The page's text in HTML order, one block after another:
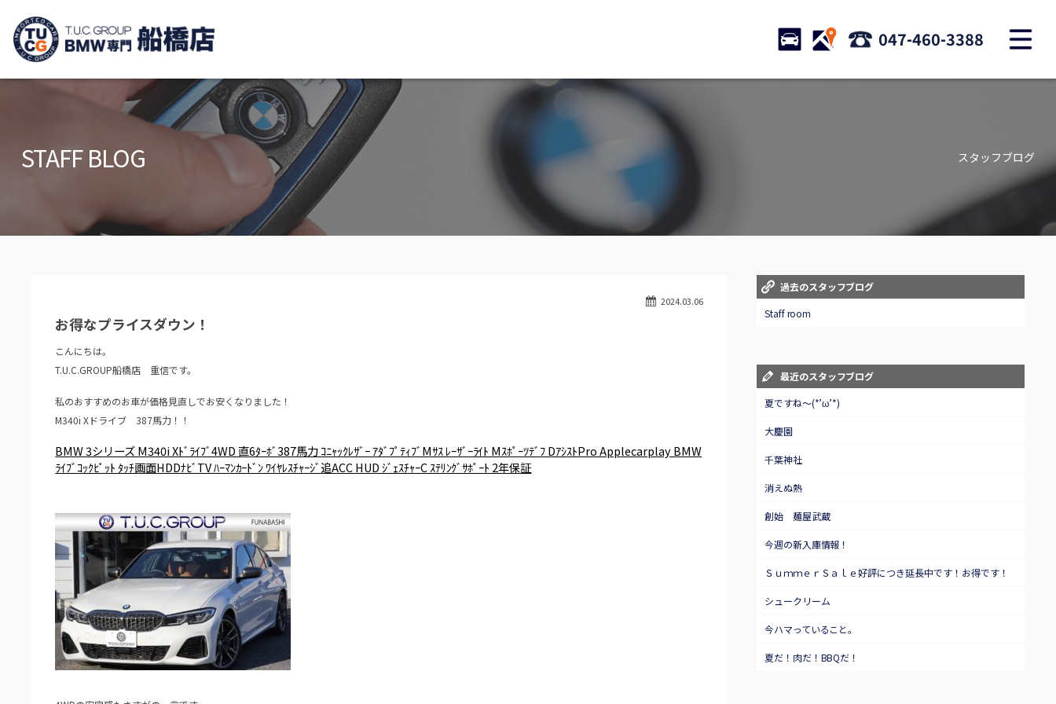
STOCK ACCESS 047-460-3388
在庫リスト
Stock list
目玉車両一覧
保証＆サービス アクセスマップ
Access map Delivery service
特別作業について
Special service Order service
買取無料査定
Trade in
スタッフblog
Staff blog
会社概要
STAFF BLOG スタッフブログ
2024.03.06
お得なプライスダウン！
こんにちは。
T.U.C.GROUP船橋店 重信です。
私のおすすめのお車が価格見直しでお安くなりました！
M340i Xドライブ 387馬力！！
BMW 3シリーズ M340i Xﾄﾞﾗｲﾌﾞ4WD 直6ﾀｰﾎﾞ387馬力 ｺﾆｬｯｸﾚｻﾞｰ ｱﾀﾞﾌﾟﾃｨﾌﾞMｻｽ ﾚｰｻﾞｰﾗｲﾄ Mｽﾎﾟｰﾂﾃﾞﾌ DｱｼｽﾄPro Applecarplay BMW
ﾗｲﾌﾞｺｯｸﾋﾟｯﾄ ﾀｯﾁ画面HDDﾅﾋﾞTV ﾊｰﾏﾝｶｰﾄﾞﾝ ﾜｲﾔﾚｽﾁｬｰｼﾞ追ACC HUD ｼﾞｪｽﾁｬｰC ｽﾃﾘﾝｸﾞｻﾎﾟｰﾄ 2年保証
過去のスタッフブログ
Staff room
最近のスタッフブログ
夏ですね～(*’ω’*)
大慶園
千葉神社
消えぬ熱
創始 麺屋武蔵
今週の新入庫情報！
ＳｕｍｍｅｒＳａｌｅ好評につき延長中です！お得です！
シュークリーム
今ハマっていること。
夏だ！肉だ！BBQだ！